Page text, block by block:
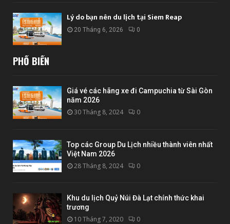
Lý do bạn nên du lịch tại Siem Reap
20 Tháng 6, 2026 0
PHỔ BIẾN
Giá vé các hãng xe đi Campuchia từ Sài Gòn
năm 2026
30 Tháng 8, 2024 0
Top các Group Du Lịch nhiều thành viên nhất
Việt Nam 2026
28 Tháng 8, 2024 0
Khu du lịch Quỷ Núi Đà Lạt chính thức khai
trương
10 Tháng 7, 2020 0